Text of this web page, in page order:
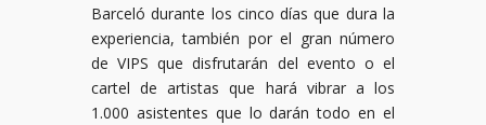
Barceló durante los cinco días que dura la
experiencia, también por el gran número
de VIPS que disfrutarán del evento o el
cartel de artistas que hará vibrar a los
1.000 asistentes que lo darán todo en el